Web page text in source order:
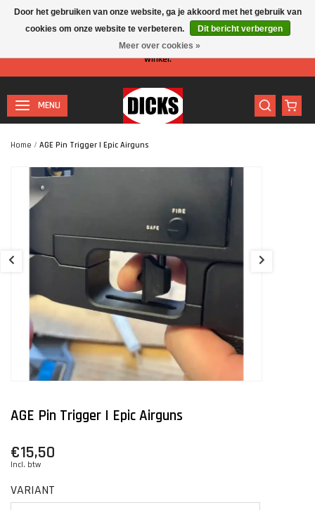
Let op: I.v.m. de zomervakantie is er minder personeel aanwezig in de
winkel.
MENU
Home / AGE Pin Trigger | Epic Airguns
AGE Pin Trigger | Epic Airguns
€15,50
Incl. btw
VARIANT
Door het gebruiken van onze website, ga je akkoord met het gebruik van
cookies om onze website te verbeteren.
Dit bericht verbergen
Meer over cookies »